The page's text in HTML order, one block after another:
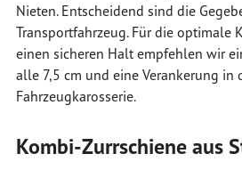
Nieten. Entscheidend sind die
Transportfahrzeug. Für die optimale
einen sicheren Halt empfehlen wir
alle 7,5 cm und eine Verankerung in
Fahrzeugkarosserie.
Kombi-Zurrschiene aus